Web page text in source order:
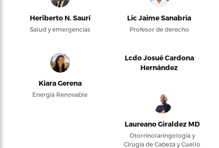
Heriberto N. Saurí
Salud y emergencias
Lic Jaime Sanabria
Profesor de derecho
Kiara Gerena
Energía Renovable
Lcdo Josué Cardona
Hernández
Laureano Giraldez MD
Otorrinolaringología y
Cirugía de Cabeza y Cuello